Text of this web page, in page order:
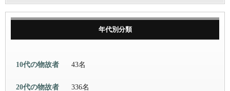
年代別分類
10代の物故者 43名
20代の物故者 336名